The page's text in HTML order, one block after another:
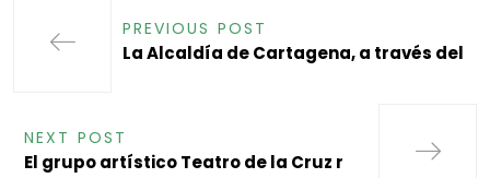
PREVIOUS POST
La Alcaldía de Cartagena, a través del
NEXT POST
El grupo artístico Teatro de la Cruz r